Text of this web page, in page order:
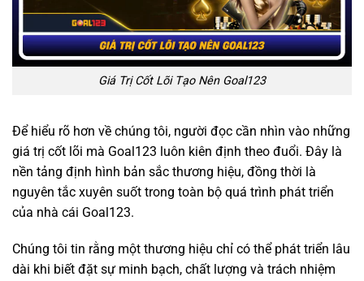
Giá Trị Cốt Lõi Tạo Nên Goal123
Để hiểu rõ hơn về chúng tôi, người đọc cần nhìn vào những
giá trị cốt lõi mà Goal123 luôn kiên định theo đuổi. Đây là
nền tảng định hình bản sắc thương hiệu, đồng thời là
nguyên tắc xuyên suốt trong toàn bộ quá trình phát triển
của nhà cái Goal123.
Chúng tôi tin rằng một thương hiệu chỉ có thể phát triển lâu
dài khi biết đặt sự minh bạch, chất lượng và trách nhiệm